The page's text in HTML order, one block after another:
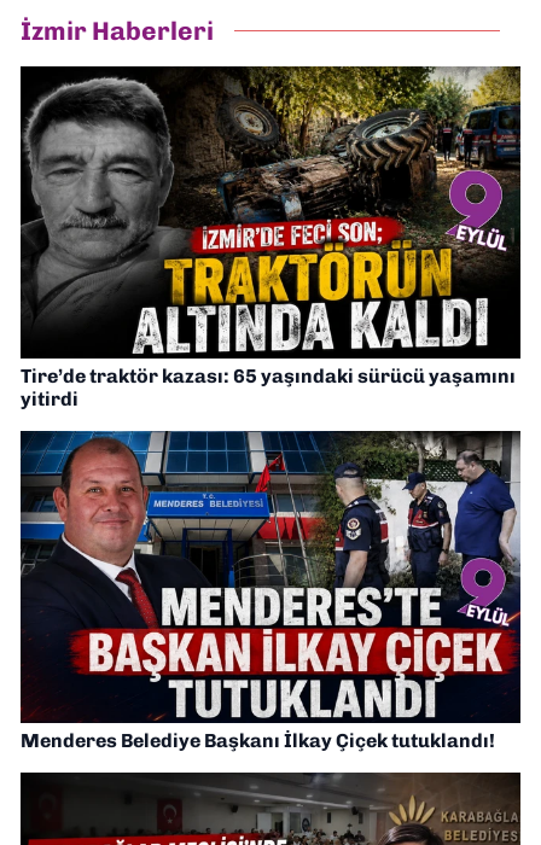
İzmir Haberleri
Tire’de traktör kazası: 65 yaşındaki sürücü yaşamını
yitirdi
Menderes Belediye Başkanı İlkay Çiçek tutuklandı!